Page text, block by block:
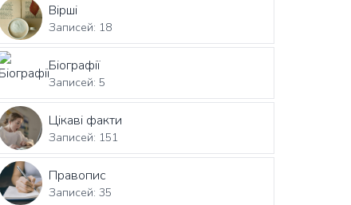
Вірші
Записей: 18
Біографії
Записей: 5
Цікаві факти
Записей: 151
Правопис
Записей: 35